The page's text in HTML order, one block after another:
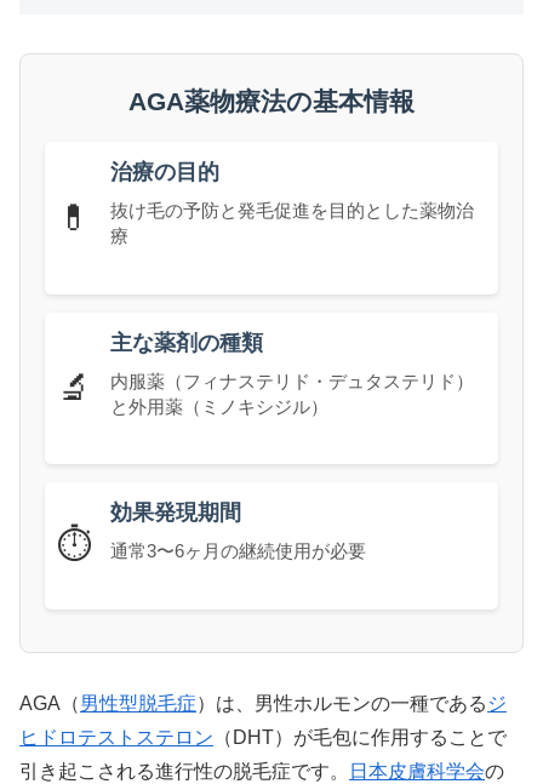
AGA薬物療法の基本情報
💊
治療の目的
抜け毛の予防と発毛促進を目的とした薬物治
療
🔬
主な薬剤の種類
内服薬（フィナステリド・デュタステリド）
と外用薬（ミノキシジル）
⏱️
効果発現期間
通常3〜6ヶ月の継続使用が必要
AGA（男性型脱毛症）は、男性ホルモンの一種である ジ
ヒドロ テストステロン （DHT）が毛包に作用することで
引き起こされる進行性の脱毛症です。
日本皮膚科学会の